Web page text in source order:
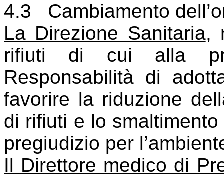
4.3
Cambiamento
La Direzione Sanitaria,
rifiuti di cui alla
Responsabilità di
favorire la riduzione
di rifiuti e lo
pregiudizio per
Il Direttore medico di